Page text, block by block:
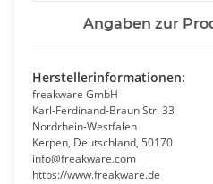
Angaben zur
Herstellerinformationen:
freakware GmbH
Karl-Ferdinand-Braun Str. 33
Nordrhein-Westfalen
Kerpen, Deutschland, 50170
info@freakware.com
https://www.freakware.de